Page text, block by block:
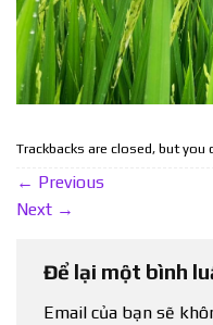
Trackbacks are closed, but you
← Previous
Next →
Để lại một bình
Email của bạn sẽ